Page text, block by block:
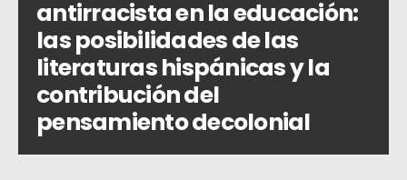
antirracista en la educación:
las posibilidades de las
literaturas hispánicas y la
contribución del
pensamiento decolonial